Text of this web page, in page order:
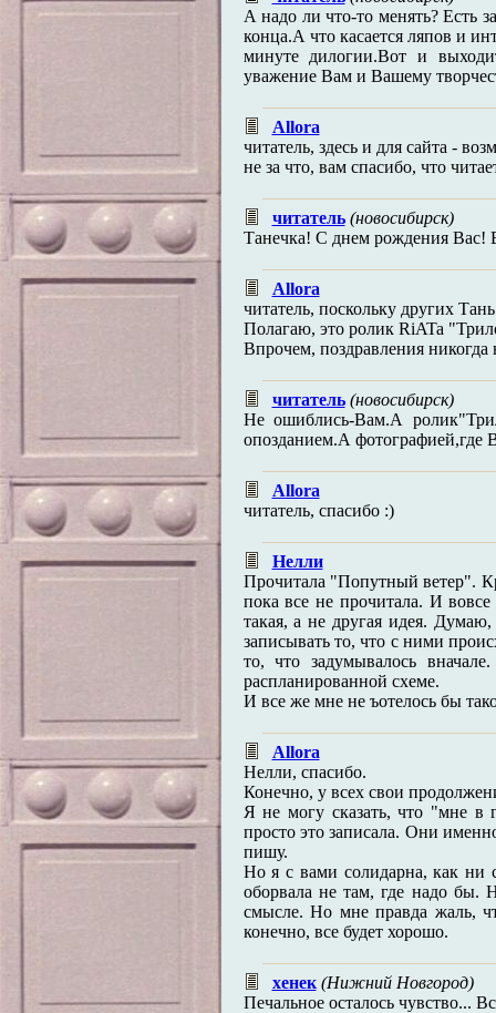
А надо ли что-то менять? Есть
конца.А что касается ляпов и
минуте дилогии.Вот и
уважение Вам и Вашему
Allora
читатель, здесь и для сайта -
не за что, вам спасибо, что
читатель (новосибирск)
Танечка! С днем рождения Вас!
Allora
читатель, поскольку других
Полагаю, это ролик RiATa
Впрочем, поздравления
читатель (новосибирск)
Не ошиблись-Вам.А
опозданием.А
Allora
читатель, спасибо :)
Нелли
Прочитала "Попутный ветер".
пока все не прочитала. И
такая, а не другая идея.
записывать то, что с ними
то, что задумывалось
распланированной схеме.
И все же мне не ъотелось бы
Allora
Нелли, спасибо.
Конечно, у всех свои
Я не могу сказать, что "мне в
просто это записала. Они
пишу.
Но я с вами солидарна, как ни
оборвала не там, где надо бы.
смысле. Но мне правда жаль,
конечно, все будет хорошо.
хенек (Нижний Новгород)
Печальное осталось чувство...